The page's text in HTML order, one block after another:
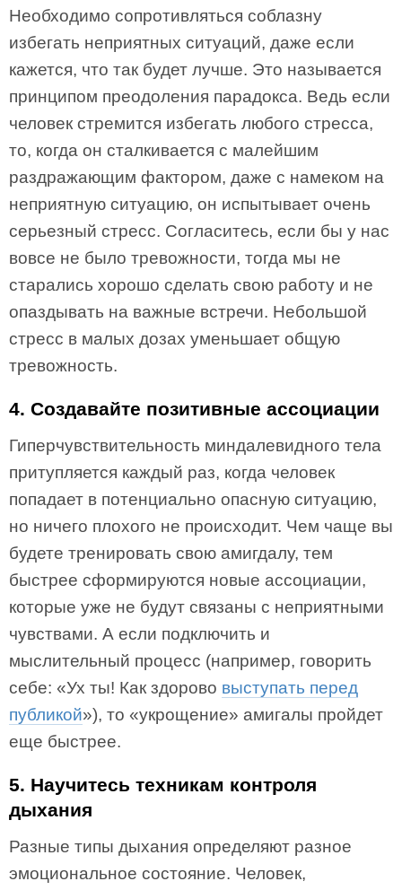
Необходимо сопротивляться соблазну
избегать неприятных ситуаций, даже если
кажется, что так будет лучше. Это называется
принципом преодоления парадокса. Ведь если
человек стремится избегать любого стресса,
то, когда он сталкивается с малейшим
раздражающим фактором, даже с намеком на
неприятную ситуацию, он испытывает очень
серьезный стресс. Согласитесь, если бы у нас
вовсе не было тревожности, тогда мы не
старались хорошо сделать свою работу и не
опаздывать на важные встречи. Небольшой
стресс в малых дозах уменьшает общую
тревожность.
4. Создавайте позитивные ассоциации
Гиперчувствительность миндалевидного тела
притупляется каждый раз, когда человек
попадает в потенциально опасную ситуацию,
но ничего плохого не происходит. Чем чаще вы
будете тренировать свою амигдалу, тем
быстрее сформируются новые ассоциации,
которые уже не будут связаны с неприятными
чувствами. А если подключить и
мыслительный процесс (например, говорить
себе: «Ух ты! Как здорово выступать перед
публикой»), то «укрощение» амигалы пройдет
еще быстрее.
5. Научитесь техникам контроля
дыхания
Разные типы дыхания определяют разное
эмоциональное состояние. Человек,